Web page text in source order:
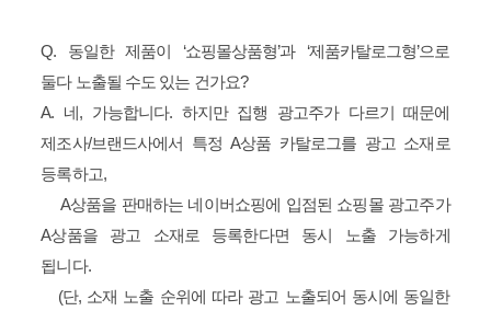
Q. 동일한 제품이 ‘쇼핑몰상품형’과 ‘제품카탈로그형’으로
둘다 노출될 수도 있는 건가요?
A. 네, 가능합니다. 하지만 집행 광고주가 다르기 때문에
제조사/브랜드사에서 특정 A상품 카탈로그를 광고 소재로
등록하고,
A상품을 판매하는 네이버쇼핑에 입점된 쇼핑몰 광고주가
A상품을 광고 소재로 등록한다면 동시 노출 가능하게
됩니다.
(단, 소재 노출 순위에 따라 광고 노출되어 동시에 동일한